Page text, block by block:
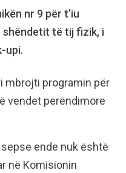
nr 9 për t’iu
të tij fizik, i
upi.
mbrojti programin për
vendet perëndimore
ende nuk është
në Komisionin